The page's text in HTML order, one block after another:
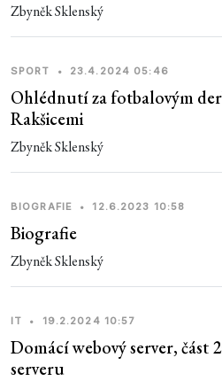
Zbyněk Sklenský
SPORT • 23.4.2024 05:46
Ohlédnutí za fotbalovým
Rakšicemi
Zbyněk Sklenský
BIOGRAFIE • 12.6.2023 10:58
Biografie
Zbyněk Sklenský
IT • 19.2.2024 10:57
Domácí webový server, část
serveru